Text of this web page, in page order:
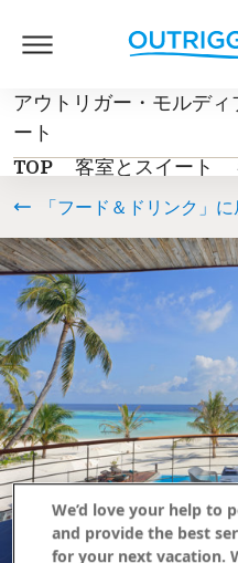
アウトリガー・モルデ
ート
TOP
客室とスイート
「フード＆ドリンク」に
We’d love your help to
and provide the best
for your next vacation.